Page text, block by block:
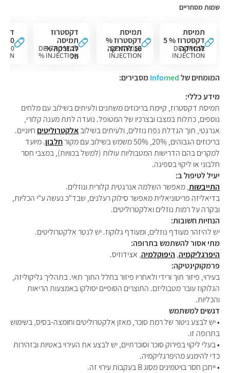
שמות מסחריים
תמיסת
דקסטרוז % 5
להזרקה
DEXTROSE
INJECTION
תמיסת
דקסטרוז %
10 להזרקה
DEXTROSE
INJECTION
דקסטרוז
תמיסה
להזרקה %
20
DEXTROSE 20
% INJECTION
50 להזרקה
50
המומחים של Infomed
מסבירים:
מידע כללי:
תמיסת דקסטרוז, קיימת בריכוזים משתנים ולעיתים בשילוב עם מלחים
נוספים, כתלות במצבו ובצרכיו של המטופל. נועדה לתת מענה קלורי,
אנרגטי, תוך הגדלת נפח נוזלים, ולעיתים בשילובאלקטרוליטים חיוניים.
בריכוזים הגבוהים, 20%, 50% משמש בשילוב עם מקור
חלבון. מיועד
למקרים בהם הדרישות המטבוליות עולות (למשל בכוויות), במצבי חסר
חלבוני או ליקוי בספיגה.
יעיל לטיפול ב:
התייבשות, מאפשר השלמה אנרגטית קלורית ונוזלים.
בדיאליזה פריטוניאלית מאפשר סילוק רעלנים, שבד"כ נעשה ע"י הכליות,
ובקרה על רמות נוזלים ואלקטרוליטים.
הנחיות חשובות:
יש להיזהר מעודף נוזלים, ומעודף גלוקוז. יש לנטר אלקטרוליטים.
מתי אסור להשתמש בתרופה:
היפרגליקמיה, היפוקלמיה, אצידוזיס.
פרמקוקינטיקה:
בעירוי, פיזור תוך ורידי ולאחריו פיזור בחלל התוך תאי. בתהליך גליקוליזה,
הגלוקוז עובר מטבוליזם. התוצרים הסופיים יסולקו באמצעות הריאות
והכליות.
דגשים למשתמש
• יש לבצע ניטור של רמת סוכר, מאזן אלקטרוליטים וחומצה-בסיס, בשימוש
בתרופה זו.
• בעלי ליקוי בפירוק סוכר וסוכרתיים, יש לבצע את העירוי באטיות ובזהירות
כדי להימנע מהיפרגליקמיה.
• ייתכן חסר בויטמינים מסוג B בעקבות עירוי זה.